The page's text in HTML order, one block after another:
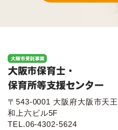
〒543-0001 大阪府大阪市天
和上六ビル5F
TEL.06-4302-5624